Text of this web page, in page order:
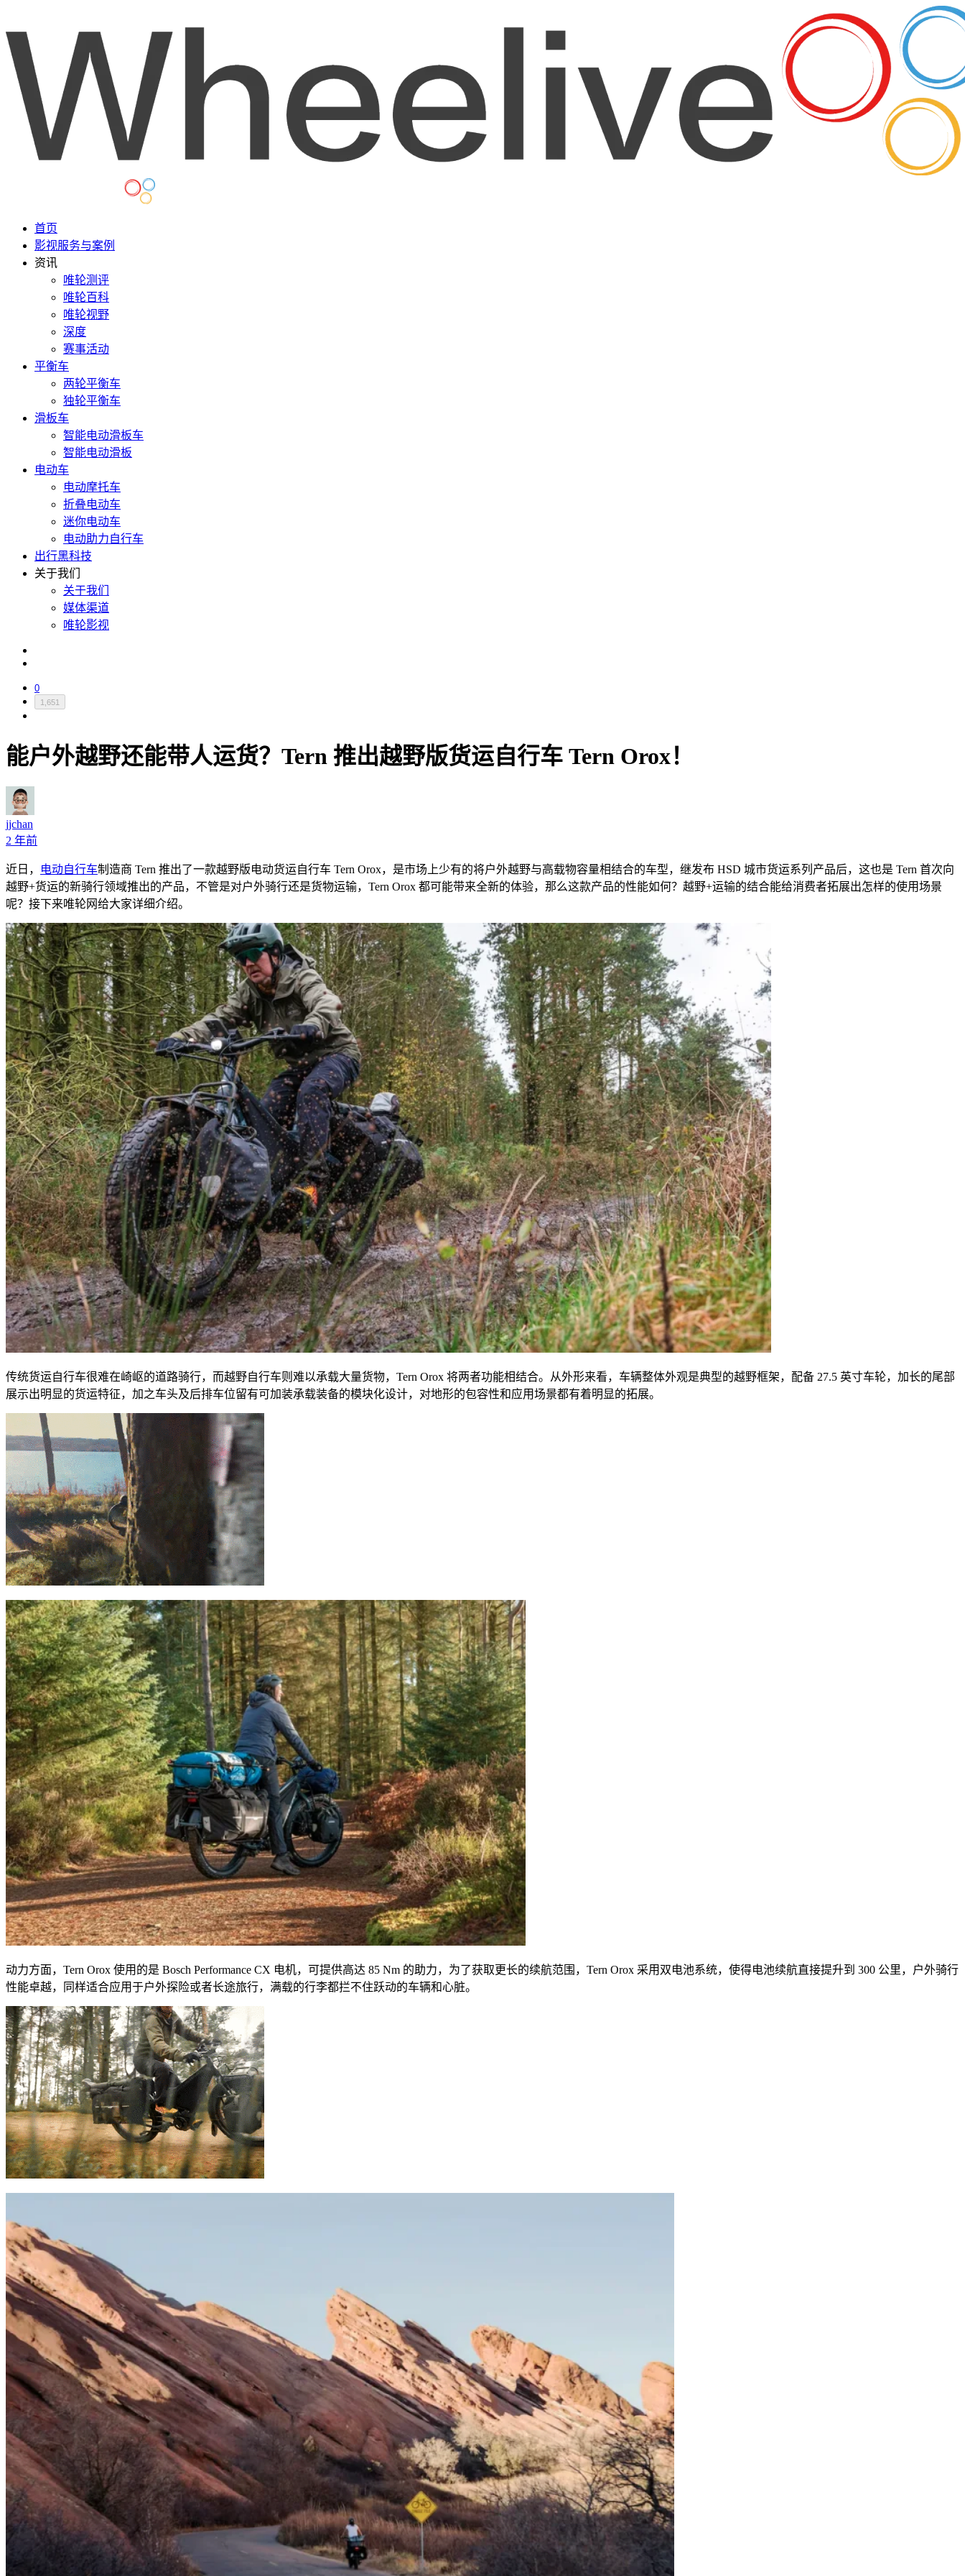
首页
影视服务与案例
资讯
唯轮测评
唯轮百科
唯轮视野
深度
赛事活动
平衡车
两轮平衡车
独轮平衡车
滑板车
智能电动滑板车
智能电动滑板
电动车
电动摩托车
折叠电动车
迷你电动车
电动助力自行车
出行黑科技
关于我们
关于我们
媒体渠道
唯轮影视
0
1,651
能户外越野还能带人运货？Tern 推出越野版货运自行车 Tern Orox！
jjchan
2 年前
近日， 电动自行车制造商 Tern 推出了一款越野版电动货运自行车 Tern Orox，是市场上少有的将户外越野与高载物容量相结合的车型，继发布 HSD 城市货运系列产品后，这也是 Tern 首次向
越野+货运的新骑行领域推出的产品，不管是对户外骑行还是货物运输， Tern Orox 都可能带来全新的体验，那么这款产品的性能如何？越野+运输的结合能给消费者拓展出怎样的使用场景
呢？接下来唯轮网给大家详细介绍。
传统货运自行车很难在崎岖的道路骑行，而越野自行车则难以承载大量货物， Tern Orox 将两者功能相结合。从外形来看，车辆整体外观是典型的越野框架，配备 27.5 英寸车轮，加长的尾部
展示出明显的货运特征，加之车头及后排车位留有可加装承载装备的模块化设计，对地形的包容性和应用场景都有着明显的拓展。
动力方面， Tern Orox 使用的是 Bosch Performance CX 电机，可提供高达 85 Nm 的助力，为了获取更长的续航范围， Tern Orox 采用双电池系统，使得电池续航直接提升到 300 公里，户外骑行
性能卓越，同样适合应用于户外探险或者长途旅行，满载的行李都拦不住跃动的车辆和心脏。